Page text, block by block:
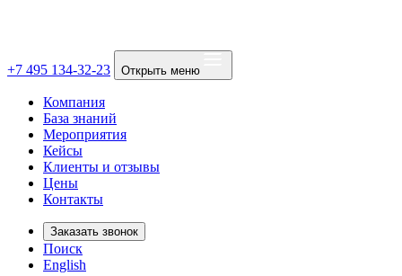
+7 495 134-32-23 Открыть меню
Компания
База знаний
Мероприятия
Кейсы
Клиенты и отзывы
Цены
Контакты
Заказать звонок
Поиск
English